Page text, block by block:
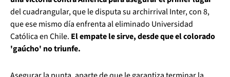
del cuadrangular, que le disputa su archirrival Inter, con 8,
que ese mismo día enfrenta al eliminado Universidad
Católica en Chile. El empate le sirve, desde que el colorado
'gaúcho' no triunfe.